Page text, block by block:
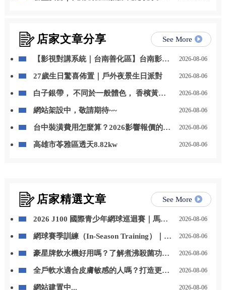
店家文章分享 See More
【影視對講系統｜台南善化區】台南影視
2026-08-06
27歲生日驚喜佈置｜戶外夜景生日派對 2026-08-06
白子銀帶， 不同於一般體色， 香檳黃的
型代表。 喜歡這種清爽質感的魚， 歡迎
訊可協助挑選 地址：高雄市美濃區成功路
46號 官方line:@awh29
2026-08-06
網站架設中，敬請期待~~ 2026-08-06
台中裝潢費用怎麼算？2026影響報價的5
2026-08-06
高雄市苓雅區透天8.82kw 2026-08-06
店家精選文章 See More
2026 J100 國際青少年網球巡迴賽｜馬來
2026-08-06
網球賽季訓練（In-Season Training）｜如
2026-08-06
豪星牌飲水機好用嗎？了解煮沸殺菌功能
雄飲水機推薦
2026-08-06
全戶軟水適合皮膚敏感的人嗎？打造更舒
高雄全戶軟水設備安裝
2026-08-06
網站建置中... 2026-08-06